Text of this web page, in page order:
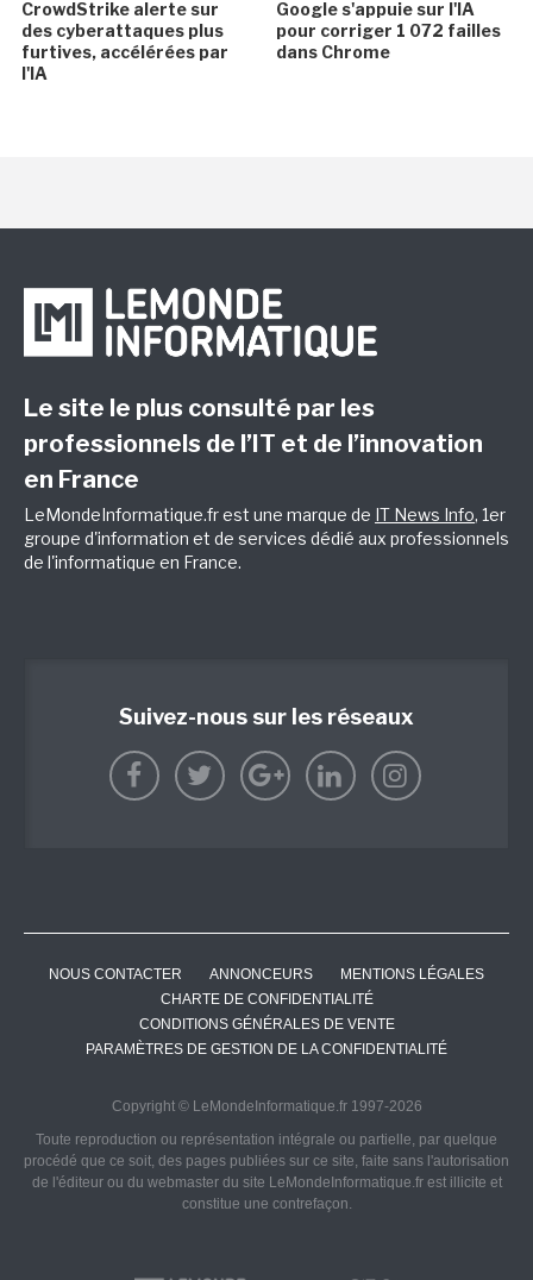
CrowdStrike alerte sur
des cyberattaques plus
furtives, accélérées par
l'IA
Google s'appuie sur l'IA
pour corriger 1 072 failles
dans Chrome
Le site le plus consulté par les
professionnels de l’IT et de l’innovation
en France
LeMondeInformatique.fr est une marque de IT News Info, 1er
groupe d'information et de services dédié aux professionnels
de l'informatique en France.
Suivez-nous sur les réseaux
NOUS CONTACTER ANNONCEURS
MENTIONS LÉGALES
CHARTE DE CONFIDENTIALITÉ
CONDITIONS GÉNÉRALES DE VENTE
PARAMÈTRES DE GESTION DE LA CONFIDENTIALITÉ
Copyright © LeMondeInformatique.fr 1997-2026
Toute reproduction ou représentation intégrale ou partielle, par quelque
procédé que ce soit, des pages publiées sur ce site, faite sans l'autorisation
de l'éditeur ou du webmaster du site LeMondeInformatique.fr est illicite et
constitue une contrefaçon.